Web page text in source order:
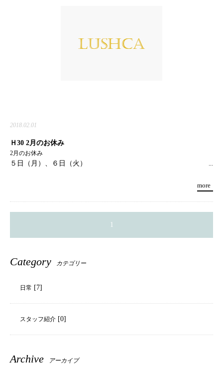
自身感じた事は、視界が良くなった、肩コリが楽になった、根本の立ち上
2018.02.01
Ｈ30 2月のお休み
2月のお休み
５日（月）、６日（火）
more
1
Category カテゴリー
日常 [7]
スタッフ紹介 [0]
Archive アーカイブ